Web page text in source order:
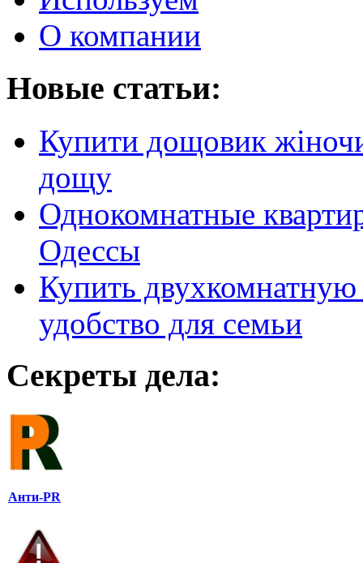
О компании
Новые статьи:
Купити дощовик
дощу
Однокомнатные
Одессы
Купить
удобство для семьи
Секреты дела:
Анти-PR